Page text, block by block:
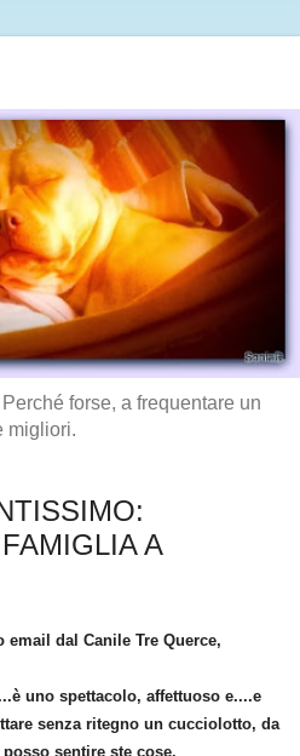
forse, a frequentare un
migliori.
A
dal Canile Tre Querce,
uno spettacolo, affettuoso e....e
senza ritegno un cucciolotto, da
sentire ste cose.